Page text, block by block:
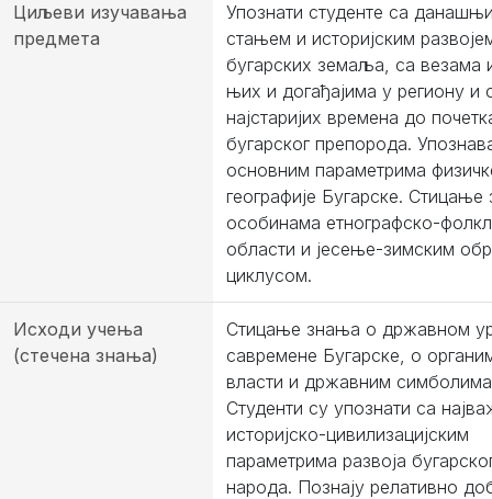
Циљеви изучавања
предмета
Упознати студенте са
стањем и историjским
бугарских земаља, са везама
њих и догађаjима у региону и
наjстариjих времена до
бугарског препорода.
основним параметрима
географиjе Бугарске.
особинама етнографско-
области и jесење-зимским
циклусом.
Исходи учења
(стечена знања)
Стицање знања о државном
савремене Бугарске, о
власти и државним
Студенти су упознати са
историjско-цивилизациjским
параметрима развоjа
народа. Познаjу релативно